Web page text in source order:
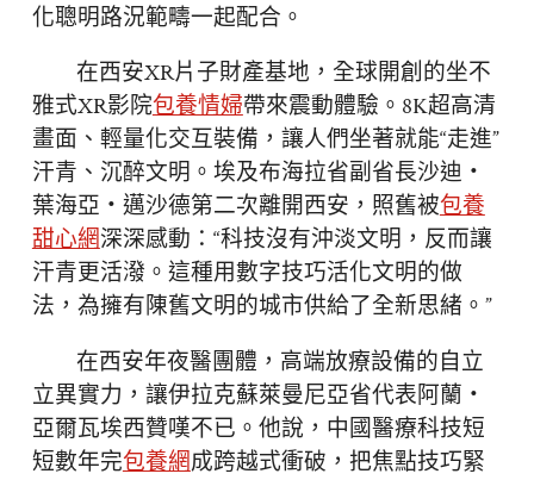
化聰明路況範疇一起配合。
在西安XR片子財產基地，全球開創的坐不
雅式XR影院包養情婦帶來震動體驗。8K超高清
畫面、輕量化交互裝備，讓人們坐著就能“走進”
汗青、沉醉文明。埃及布海拉省副省長沙迪・
葉海亞・邁沙德第二次離開西安，照舊被包養
甜心網深深感動：“科技沒有沖淡文明，反而讓
汗青更活潑。這種用數字技巧活化文明的做
法，為擁有陳舊文明的城市供給了全新思緒。”
在西安年夜醫團體，高端放療設備的自立
立異實力，讓伊拉克蘇萊曼尼亞省代表阿蘭・
亞爾瓦埃西贊嘆不已。他說，中國醫療科技短
短數年完包養網成跨越式衝破，把焦點技巧緊